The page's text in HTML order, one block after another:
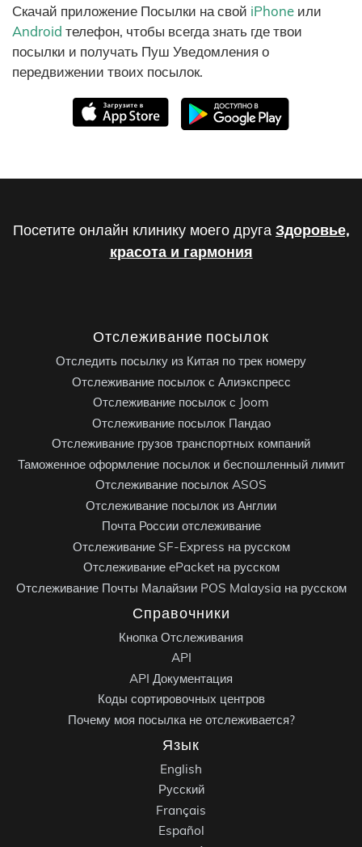
Скачай приложение Посылки на свой iPhone или
Android телефон, чтобы всегда знать где твои
посылки и получать Пуш Уведомления о
передвижении твоих посылок.
Посетите онлайн клинику моего друга Здоровье,
красота и гармония
Отслеживание посылок
Отследить посылку из Китая по трек номеру
Отслеживание посылок с Алиэкспресс
Отслеживание посылок с Joom
Отслеживание посылок Пандао
Отслеживание грузов транспортных компаний
Таможенное оформление посылок и беспошленный лимит
Отслеживание посылок ASOS
Отслеживание посылок из Англии
Почта России отслеживание
Отслеживание SF-Express на русском
Отслеживание ePacket на русском
Отслеживание Почты Малайзии POS Malaysia на русском
Справочники
Кнопка Отслеживания
API
API Документация
Коды сортировочных центров
Почему моя посылка не отслеживается?
Язык
English
Русский
Français
Español